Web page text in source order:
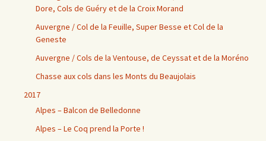
Dore, Cols de Guéry et de la Croix Morand
Auvergne / Col de la Feuille, Super Besse et Col de la
Geneste
Auvergne / Cols de la Ventouse, de Ceyssat et de la Moréno
Chasse aux cols dans les Monts du Beaujolais
2017
Alpes – Balcon de Belledonne
Alpes – Le Coq prend la Porte !